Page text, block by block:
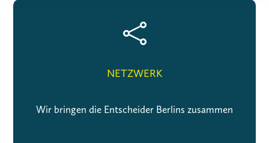

NETZWERK
Wir bringen die Entscheider Berlins zusammen